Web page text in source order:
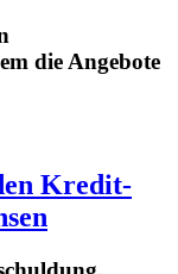
die Angebote
Kredit-